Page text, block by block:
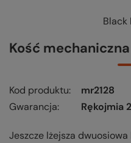
Black
Kość mechaniczna
Kod produktu
mr2128
Gwarancja
Rękojmia
Jeszcze lżejsza